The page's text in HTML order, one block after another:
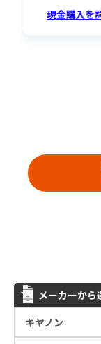
現金購入を
メーカーから
キヤノン